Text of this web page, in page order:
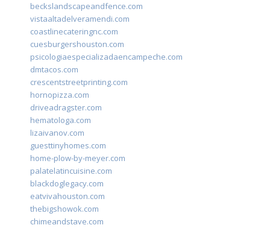
beckslandscapeandfence.com
vistaaltadelveramendi.com
coastlinecateringnc.com
cuesburgershouston.com
psicologiaespecializadaencampeche.com
dmtacos.com
crescentstreetprinting.com
hornopizza.com
driveadragster.com
hematologa.com
lizaivanov.com
guesttinyhomes.com
home-plow-by-meyer.com
palatelatincuisine.com
blackdoglegacy.com
eatvivahouston.com
thebigshowok.com
chimeandstave.com